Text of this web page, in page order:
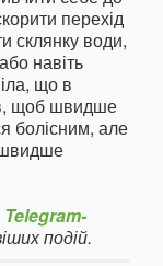
перехід
склянку води,
навіть
що в
щоб швидше
болісним, але
швидше
Telegram-
подій.